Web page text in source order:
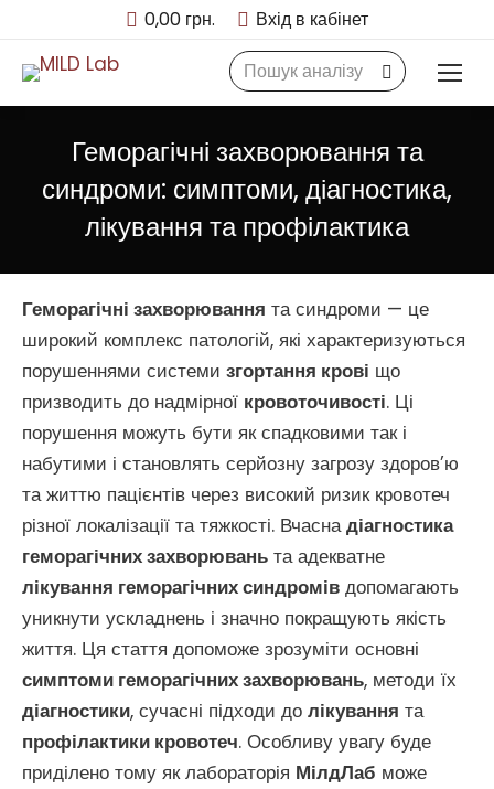
0,00 грн. Вхід в кабінет
Search:
Геморагічні захворювання та
синдроми: симптоми, діагностика,
лікування та профілактика
Геморагічні захворювання та синдроми — це
широкий комплекс патологій, які характеризуються
порушеннями системи згортання крові що
призводить до надмірної кровоточивості. Ці
порушення можуть бути як спадковими так і
набутими і становлять серйозну загрозу здоров’ю
та життю пацієнтів через високий ризик кровотеч
різної локалізації та тяжкості. Вчаснадіагностика
геморагічних захворювань та адекватне
лікування геморагічних синдромів допомагають
уникнути ускладнень і значно покращують якість
життя. Ця стаття допоможе зрозуміти основні
симптоми геморагічних захворювань, методи їх
діагностики, сучасні підходи до лікування та
профілактики кровотеч. Особливу увагу буде
приділено тому як лабораторія МілдЛаб може